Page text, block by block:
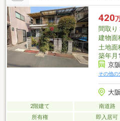
420
間取り
建物面
土地面
築年月
京
その他の
大
2階建て 南道路
所有権
即入居可